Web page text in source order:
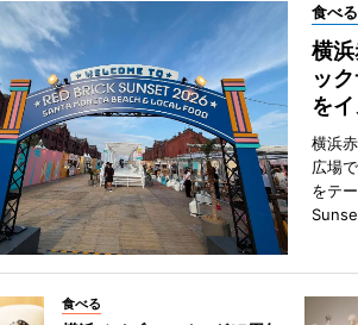
食べる
横
ッ
を
横浜
広場
をテ
食べる